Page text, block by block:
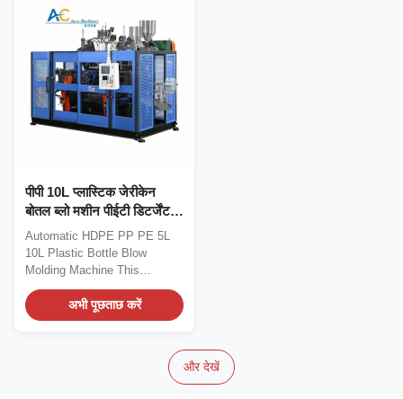
पीपी 10L प्लास्टिक जेरीकेन
बोतल ब्लो मशीन पीईटी डिटर्जेंट
बोतल एक्सट्रूज़न बड़े
Automatic HDPE PP PE 5L
10L Plastic Bottle Blow
Molding Machine This
advanced PET detergent...
अभी पूछताछ करें
और देखें